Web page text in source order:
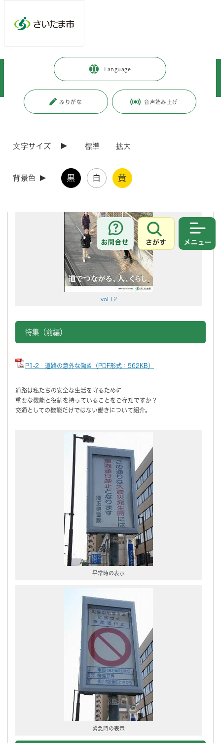
Language
ふりがな 音声読み上げ
文字サイズ 標準 拡大
背景色 黒 白 黄
お問合せ
さがす
暮らし・手続き > まちづくり・交通
都市局まちづくり広報誌「korekara」WEBサイト
各号の紹介
更新日付：2020年9月30日 / ページ番号：C016056
vol.12
特集（前編）
P1-2 道路の意外な働き（PDF形式：562KB）
道路は私たちの安全な生活を守るために
重要な機能と役割を持っていることをご存知ですか？
交通としての機能だけではない働きについて紹介。
平常時の表示
緊急時の表示